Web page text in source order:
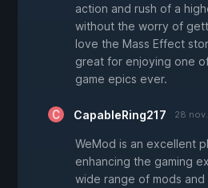
action and rush of a
without the worry of
love the Mass Effect
great for enjoying one
game epics ever.
CapableRing217 28 nov.
WeMod is an excellent
enhancing the gaming
wide range of mods